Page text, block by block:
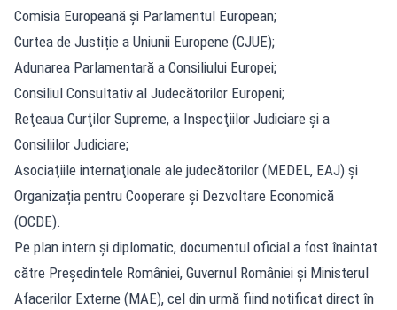
Comisia Europeană și Parlamentul European;
Curtea de Justiție a Uniunii Europene (CJUE);
Adunarea Parlamentară a Consiliului Europei;
Consiliul Consultativ al Judecătorilor Europeni;
Reţeaua Curţilor Supreme, a Inspecţiilor Judiciare şi a
Consiliilor Judiciare;
Asociaţiile internaţionale ale judecătorilor (MEDEL, EAJ) și
Organizația pentru Cooperare și Dezvoltare Economică
(OCDE).
Pe plan intern și diplomatic, documentul oficial a fost înaintat
către Președintele României, Guvernul României și Ministerul
Afacerilor Externe (MAE), cel din urmă fiind notificat direct în